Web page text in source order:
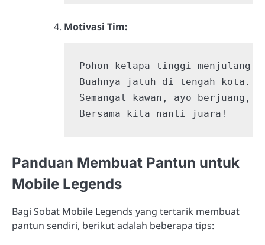
Motivasi Tim:
Pohon kelapa tinggi menjulang,
Buahnya jatuh di tengah kota.
Semangat kawan, ayo berjuang,
Bersama kita nanti juara!
Panduan Membuat Pantun untuk
Mobile Legends
Bagi Sobat Mobile Legends yang tertarik membuat
pantun sendiri, berikut adalah beberapa tips: